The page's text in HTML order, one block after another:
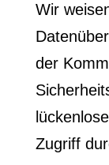
Wir
der
Zugriff